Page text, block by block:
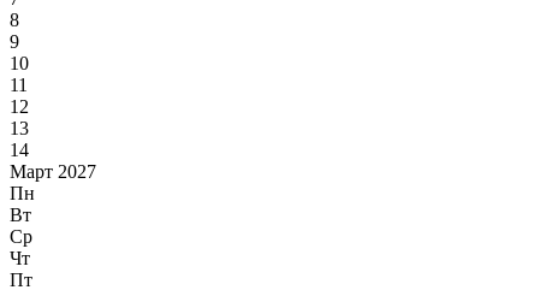
8
9
10
11
12
13
14
Март 2027
Пн
Вт
Ср
Чт
Пт